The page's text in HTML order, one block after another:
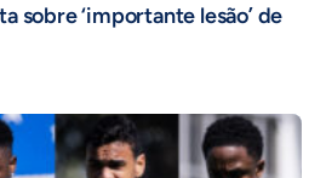
sobre ‘importante lesão’ de